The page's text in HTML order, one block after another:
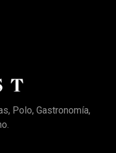
Polo, Gastronomía,